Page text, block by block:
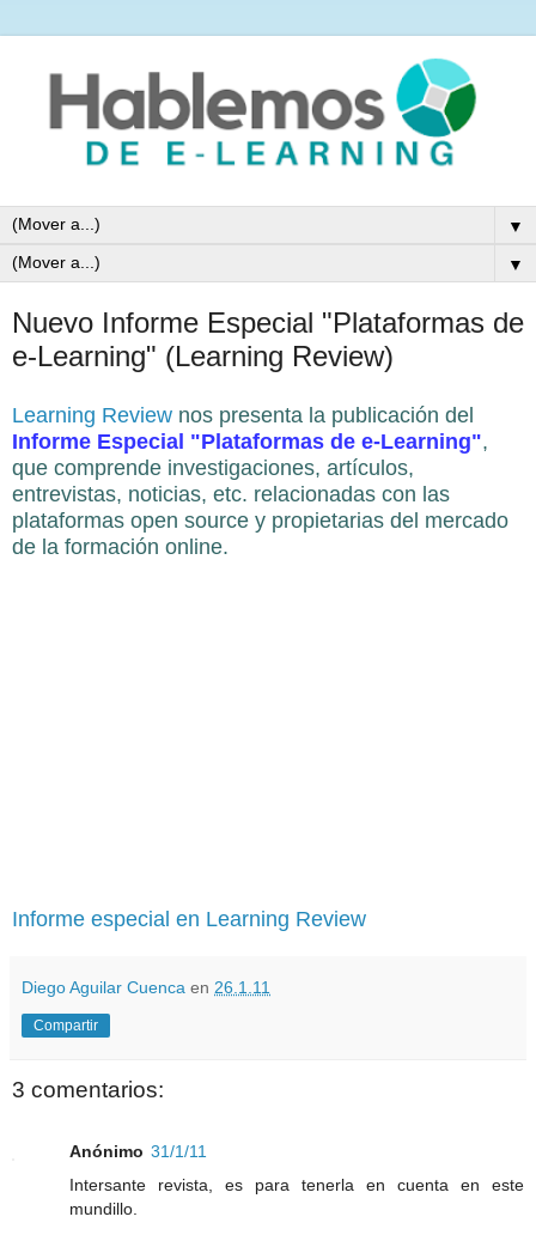
▼
▼
Nuevo Informe Especial "Plataformas de
e-Learning" (Learning Review)
Learning Review nos presenta la publicación del
Informe Especial "Plataformas de e-Learning",
que comprende investigaciones, artículos,
entrevistas, noticias, etc. relacionadas con las
plataformas open source y propietarias del mercado
de la formación online.
Informe especial en Learning Review
Diego Aguilar Cuenca en 26.1.11
Compartir
3 comentarios:
Anónimo 31/1/11
Intersante revista, es para tenerla en cuenta en este
mundillo.